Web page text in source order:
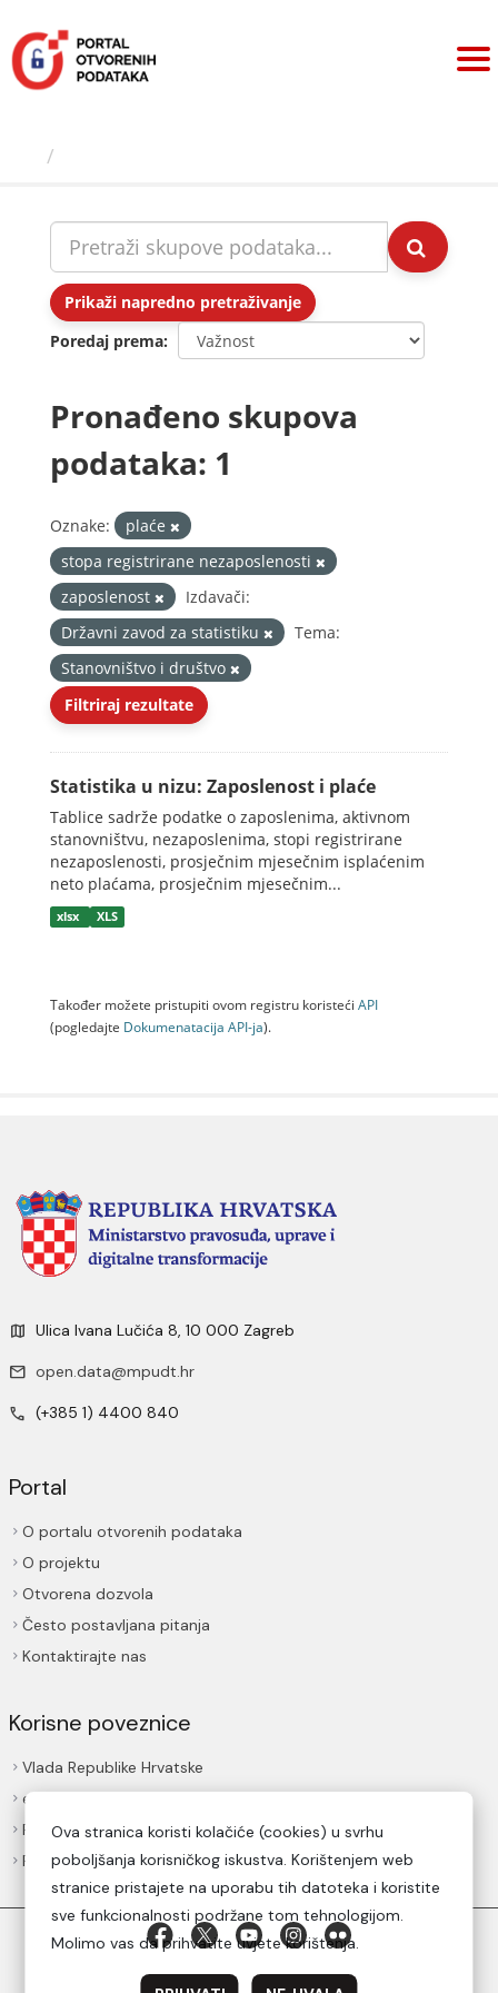
sadržaj
Prikaži napredno pretraživanje
Poredaj prema
Pronađeno skupova
podataka: 1
Oznake:
plaće
stopa registrirane nezaposlenosti
zaposlenost
Izdavači:
Državni zavod za statistiku
Tema:
Stanovništvo i društvo
Filtriraj rezultate
Statistika u nizu: Zaposlenost i plaće
Tablice sadrže podatke o zaposlenima, aktivnom
stanovništvu, nezaposlenima, stopi registrirane
nezaposlenosti, prosječnim mjesečnim isplaćenim
neto plaćama, prosječnim mjesečnim...
xlsx XLS
Također možete pristupiti ovom registru koristeći API
(pogledajte Dokumenаtаcijа API-jа).